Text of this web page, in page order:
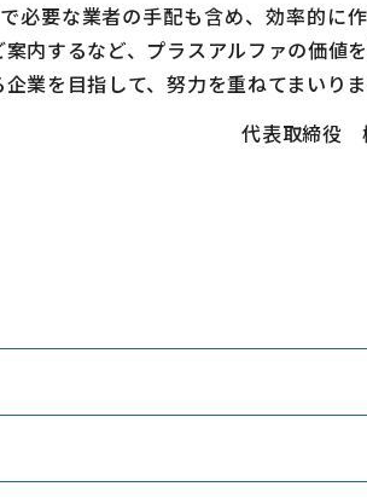
必要な業者の手配も含め、効率的に
内するなど、プラスアルファの価値
業を目指して、努力を重ねてまいりま
代表取締役